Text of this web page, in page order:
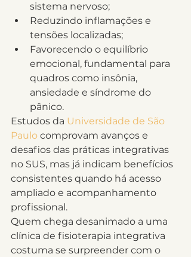
sistema nervoso;
Reduzindo inflamações e
tensões localizadas;
Favorecendo o equilíbrio
emocional, fundamental para
quadros como insônia,
ansiedade e síndrome do
pânico.
Estudos da Universidade de São
Paulo comprovam avanços e
desafios das práticas integrativas
no SUS, mas já indicam benefícios
consistentes quando há acesso
ampliado e acompanhamento
profissional.
Quem chega desanimado a uma
clínica de fisioterapia integrativa
costuma se surpreender com o